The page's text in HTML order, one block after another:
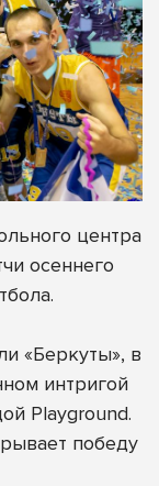
центра
осеннего
«Беркуты», в
интригой
Playground.
победу